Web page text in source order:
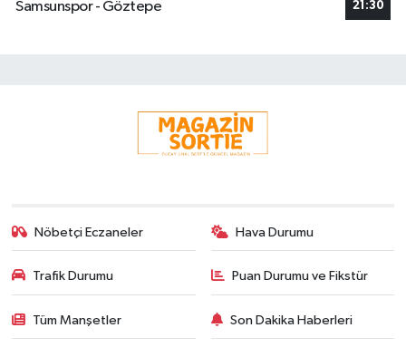
Samsunspor - Göztepe
21:30
Nöbetçi Eczaneler Hava Durumu
Trafik Durumu Puan Durumu ve Fikstür
Tüm Manşetler Son Dakika Haberleri